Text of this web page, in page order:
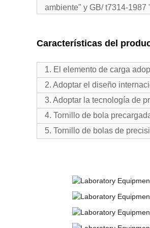
ambiente" y GB/ t7314-
Características del
1. El elemento de carga
2. Adoptar el diseño
3. Adoptar la tecnología de
4. Tornillo de bola
5. Tornillo de bolas de